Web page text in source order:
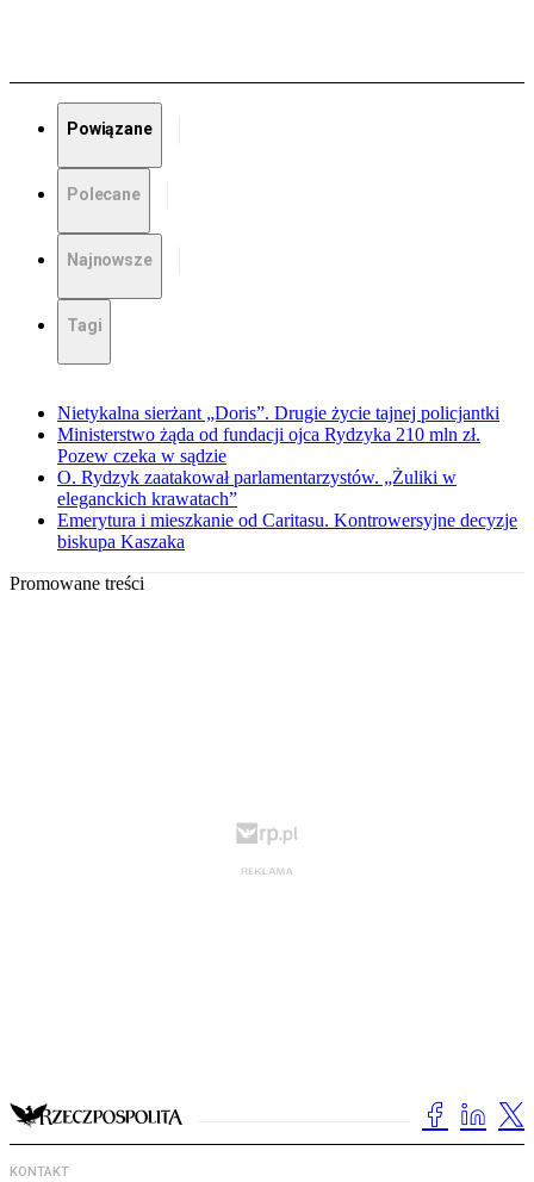
Powiązane
Polecane
Najnowsze
Tagi
Nietykalna sierżant „Doris”. Drugie życie tajnej policjantki
Ministerstwo żąda od fundacji ojca Rydzyka 210 mln zł.
Pozew czeka w sądzie
O. Rydzyk zaatakował parlamentarzystów. „Żuliki w
eleganckich krawatach”
Emerytura i mieszkanie od Caritasu. Kontrowersyjne decyzje
biskupa Kaszaka
Promowane treści
KONTAKT